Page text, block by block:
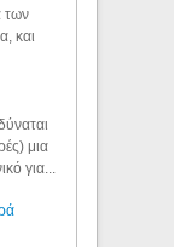
των
και
μια
για...